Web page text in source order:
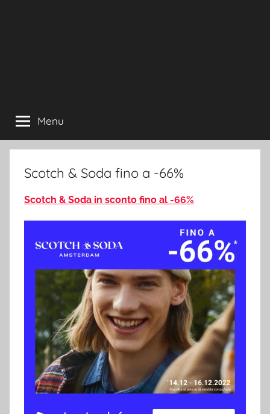
Menu
Scotch & Soda fino a -66%
Scotch & Soda in sconto fino al -66%